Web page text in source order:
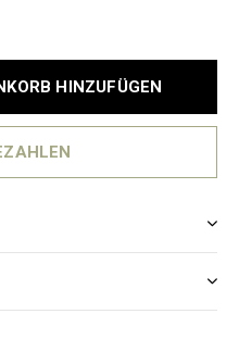
HINZUFÜGEN